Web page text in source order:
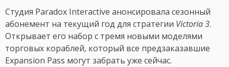
Студия Paradox Interactive анонсировала сезонный
абонемент на текущий год для стратегии Victoria 3.
Открывает его набор с тремя новыми моделями
торговых кораблей, который все предзаказавшие
Expansion Pass могут забрать уже сейчас.